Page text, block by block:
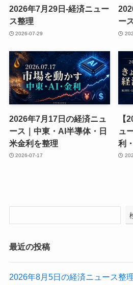
2026年7月29日-経済ニュー
ス整理
2026-07-29
ー
2026年7月17日の経済ニュ
ース｜中東・AI半導体・日
米金利を整理
2026-07-17
【
ュ
利
最近の投稿
2026年8月5日の経済ニュース整